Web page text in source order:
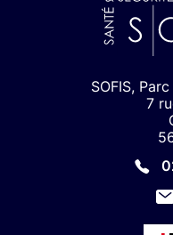
SOFIS,
7